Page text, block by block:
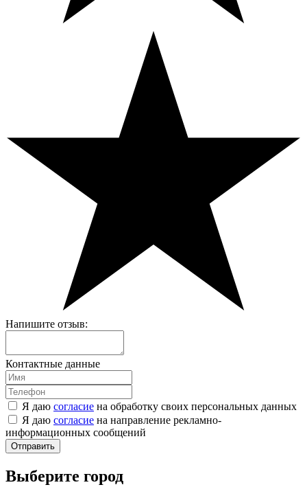
Напишите отзыв:
Контактные данные
Я даю согласие на обработку своих персональных данных
Я даю согласие на направление рекламно-
информационных сообщений
Отправить
Выберите город